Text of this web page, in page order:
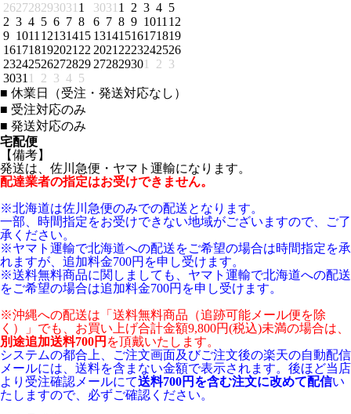
262728293031 1
2 3 4 5 6 7 8
9 1011 12131415
161718192021 22
23242526272829
3031 1 2 3 4 5
3031 1 2 3 4 5
6 7 8 9 1011 12
13141516171819
2021 2223242526
272829301 2 3
■ 休業日（受注・発送対応なし）
■ 受注対応のみ
■ 発送対応のみ
宅配便
【備考】
発送は、佐川急便・ヤマト運輸になります。
配達業者の指定はお受けできません。
※北海道は佐川急便のみでの配送となります。
一部、時間指定をお受けできない地域がございますので、ご了
承ください。
※ヤマト運輸で北海道への配送をご希望の場合は時間指定を承
れますが、追加料金700円を申し受けます。
※送料無料商品に関しましても、ヤマト運輸で北海道への配送
をご希望の場合は追加料金700円を申し受けます。
※沖縄への配送は「送料無料商品（追跡可能メール便を除
く）」でも、お買い上げ合計金額9,800円(税込)未満の場合は、
別途追加送料700円 を頂戴いたします。
システムの都合上、ご注文画面及びご注文後の楽天の自動配信
メールには、送料を含まない金額で表示されます。後ほど当店
より受注確認メールにて送料700円を含む注文に改めて配信い
たしますので、必ずご確認ください。